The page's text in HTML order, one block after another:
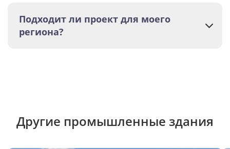
Подходит ли проект для моего
региона?
Другие промышленные здания